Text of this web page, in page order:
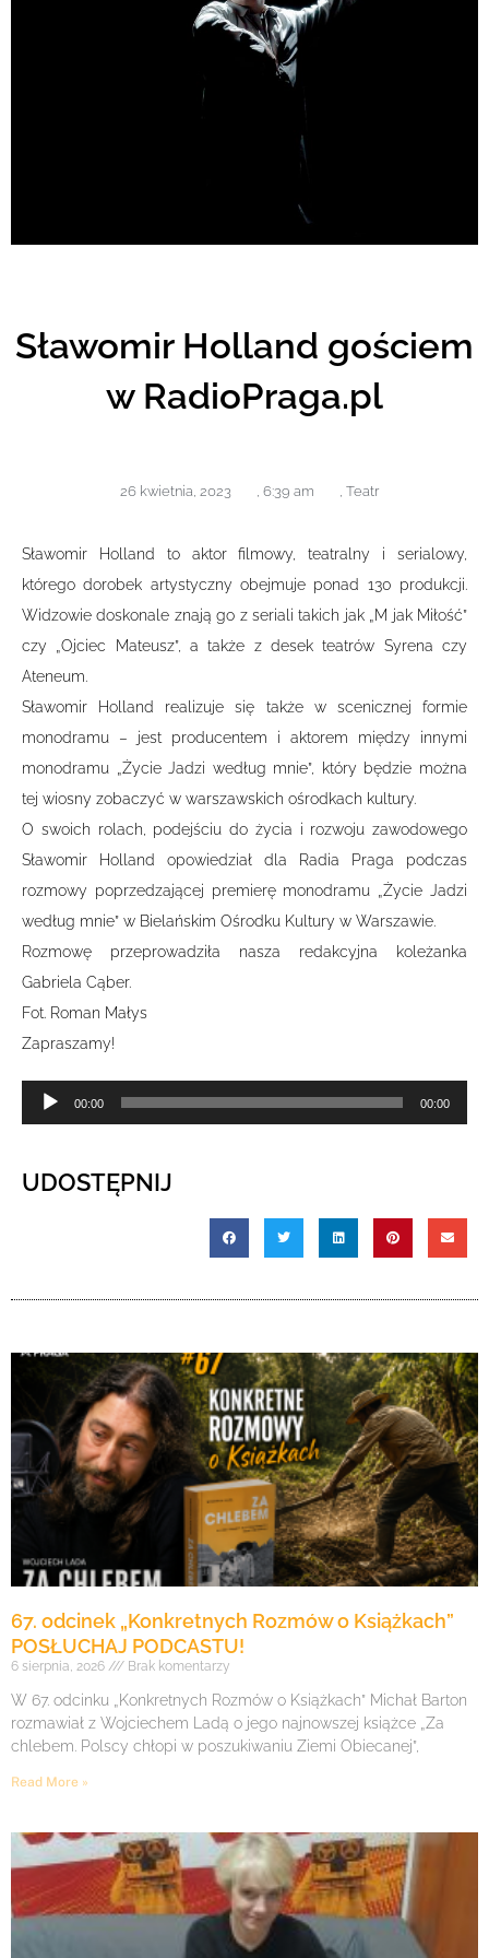
Sławomir Holland gościem
w RadioPraga.pl
26 kwietnia, 2023 , 6:39 am , Teatr
Sławomir Holland to aktor filmowy, teatralny i serialowy,
którego dorobek artystyczny obejmuje ponad 130 produkcji.
Widzowie doskonale znają go z seriali takich jak „M jak Miłość”
czy „Ojciec Mateusz”, a także z desek teatrów Syrena czy
Ateneum.
Sławomir Holland realizuje się także w scenicznej formie
monodramu – jest producentem i aktorem między innymi
monodramu „Życie Jadzi według mnie”, który będzie można
tej wiosny zobaczyć w warszawskich ośrodkach kultury.
O swoich rolach, podejściu do życia i rozwoju zawodowego
Sławomir Holland opowiedział dla Radia Praga podczas
rozmowy poprzedzającej premierę monodramu „Życie Jadzi
według mnie” w Bielańskim Ośrodku Kultury w Warszawie.
Rozmowę przeprowadziła nasza redakcyjna koleżanka
Gabriela Cąber.
Fot. Roman Małys
Zapraszamy!
Odtwarzacz
plików
00:00 00:00
UDOSTĘPNIJ
67. odcinek „Konkretnych Rozmów o Książkach”
POSŁUCHAJ PODCASTU!
6 sierpnia, 2026 Brak komentarzy
W 67. odcinku „Konkretnych Rozmów o Książkach” Michał Barton
rozmawiał z Wojciechem Ladą o jego najnowszej książce „Za
chlebem. Polscy chłopi w poszukiwaniu Ziemi Obiecanej”,
Read More »